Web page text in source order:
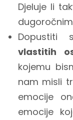
Djeluje li
vlastitih
kojemu
nam misli
emocije
emocije